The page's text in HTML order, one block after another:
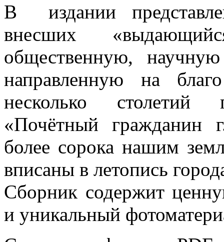
В издании
внесших
общественную,
направленную на
несколько столетий
«Почётный гражданин
более сорока нашим
вписаны в летопись
Сборник содержит
и уникальный